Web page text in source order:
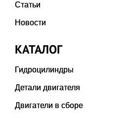
Статьи
Новости
КАТАЛОГ
Гидроцилиндры
Детали двигателя
Двигатели в сборе